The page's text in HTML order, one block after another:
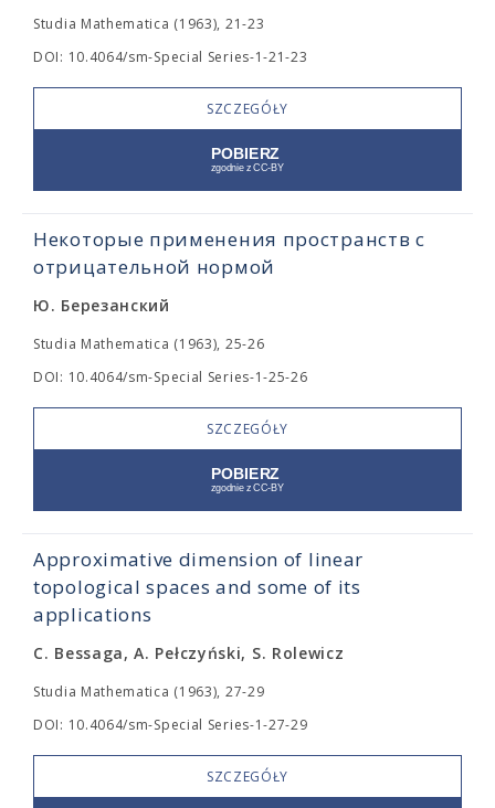
Studia Mathematica (1963), 21-23
DOI: 10.4064/sm-Special Series-1-21-23
SZCZEGÓŁY
Некоторые применения пространств с
отрицательной нормой
Ю. Березанский
Studia Mathematica (1963), 25-26
DOI: 10.4064/sm-Special Series-1-25-26
SZCZEGÓŁY
Approximative dimension of linear
topological spaces and some of its
applications
C. Bessaga, A. Pełczyński, S. Rolewicz
Studia Mathematica (1963), 27-29
DOI: 10.4064/sm-Special Series-1-27-29
SZCZEGÓŁY